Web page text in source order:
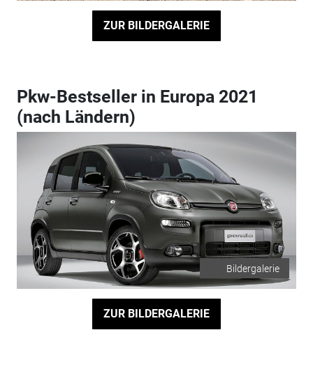
ZUR BILDERGALERIE
Pkw-Bestseller in Europa 2021
(nach Ländern)
Bildergalerie
ZUR BILDERGALERIE